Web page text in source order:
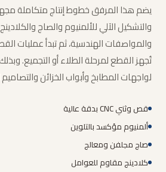
يضم هذا المرفق خطوط إنتاج متكاملة
والتشكيل الآلي للألمنيوم والصاج
والمواصفات الهندسية، ثم تبدأ عمليات
تُجهز القطع لمرحلة الطلاء أو التجميع.
لواجهات المطابخ وأبواب الخزائن
قص وثني CNC بدقة عالية
ألمنيوم مؤكسد بالتلوين
صاج مجلفن ومعالج
كلادينج مقاوم للعوامل